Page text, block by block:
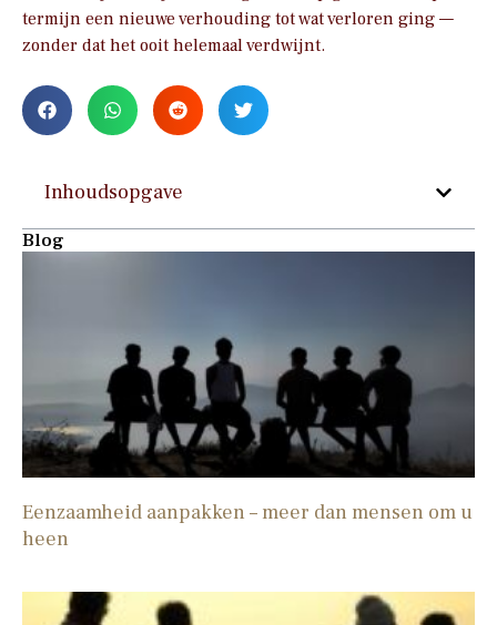
termijn een nieuwe verhouding tot wat verloren ging —
zonder dat het ooit helemaal verdwijnt.
Inhoudsopgave
Blog
Eenzaamheid aanpakken – meer dan mensen om u
heen